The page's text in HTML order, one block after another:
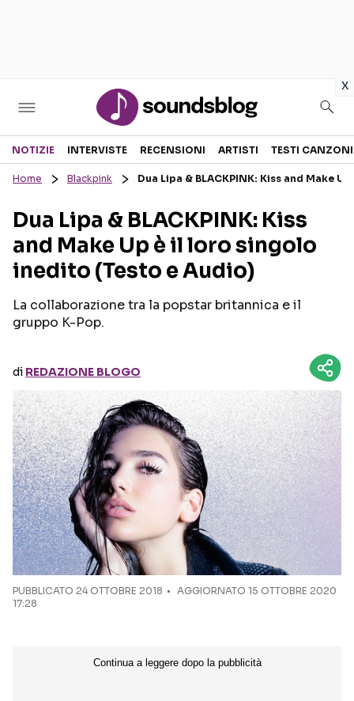
x
Sezioni
RECENSIONI MUSICALI
INTERVISTE
GOSSIP E CURIOSITÀ
TESTI CANZONI
TOUR ED EVENTI
TALENT SHOW
Seguici sui social
NOTIZIE INTERVISTE RECENSIONI ARTISTI TESTI CANZONI
Home Blackpink Dua Lipa & BLACKPINK: Kiss and Make
Dua Lipa & BLACKPINK: Kiss
and Make Up è il loro singolo
inedito (Testo e Audio)
La collaborazione tra la popstar britannica e il
gruppo K-Pop.
di REDAZIONE BLOGO
PUBBLICATO 24 OTTOBRE 2018
AGGIORNATO 15 OTTOBRE 2020
17:28